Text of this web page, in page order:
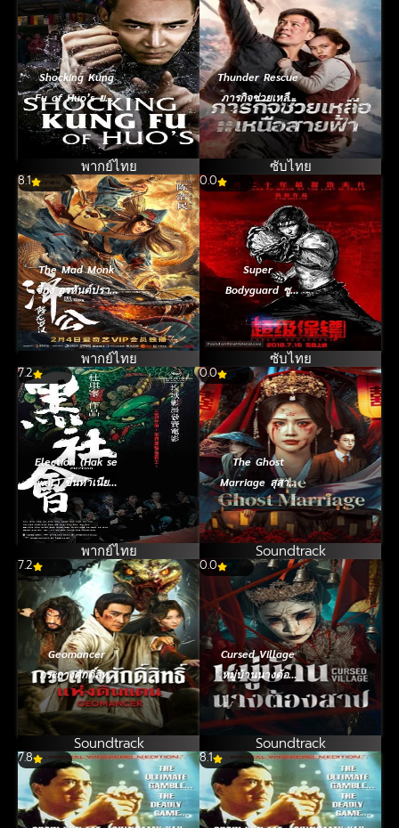
Shocking Kung
Fu of Huo’s ยอด
กังฟูปราบอธรรม
(2018)
พากย์ไทย
Thunder Rescue
ภารกิจช่วยเหลือ
เหนือสายฟ้า
(2026)
ซับไทย
8.1
The Mad Monk
จี้กง อรหันต์ปราบ
มังกร (2021)
พากย์ไทย
0.0
Super
Bodyguard ซู
เปอร์ บอดี้การ์ด
[ซับไทย] (2016)
ซับไทย
7.2
Election (Hak se
wui.) ขึ้นทำเนียบ
เลือกเจ้าพ่อ
(2005)
พากย์ไทย
0.0
The Ghost
Marriage สุสาน
ลวงห้วงอารมณ์
(2026)
Soundtrack
7.2
Geomancer
กระถางศักดิ์สิทธิ์
แห่งดินแดน
(2026)
Soundtrack
0.0
Cursed Village
หมู่บ้านนางต้อง
สาป (2026)
Soundtrack
7.8 8.1